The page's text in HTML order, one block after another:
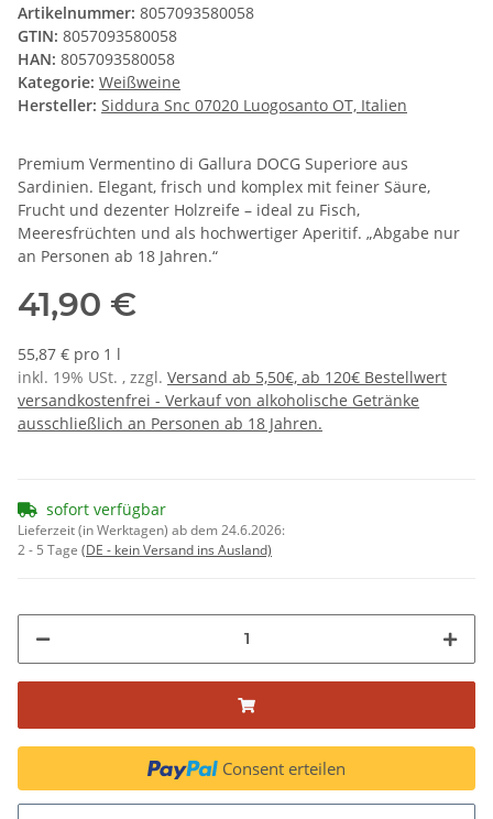
Artikelnummer: 8057093580058
GTIN: 8057093580058
HAN: 8057093580058
Kategorie: Weißweine
Hersteller: Siddura Snc 07020 Luogosanto OT, Italien
Premium Vermentino di Gallura DOCG Superiore aus
Sardinien. Elegant, frisch und komplex mit feiner Säure,
Frucht und dezenter Holzreife – ideal zu Fisch,
Meeresfrüchten und als hochwertiger Aperitif. „Abgabe nur
an Personen ab 18 Jahren.“
41,90 €
55,87 € pro 1 l
inkl. 19% USt. , zzgl. Versand ab 5,50€, ab 120€ Bestellwert
versandkostenfrei - Verkauf von alkoholische Getränke
ausschließlich an Personen ab 18 Jahren.
sofort verfügbar
Lieferzeit (in Werktagen) ab dem 24.6.2026:
2 - 5 Tage (DE - kein Versand ins Ausland)
Consent erteilen